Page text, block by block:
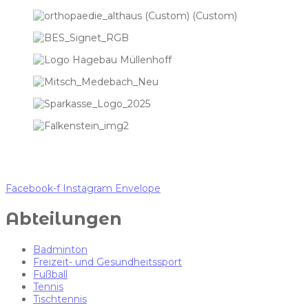
Facebook-f Instagram Envelope
Abteilungen
Badminton
Freizeit- und Gesundheitssport
Fußball
Tennis
Tischtennis